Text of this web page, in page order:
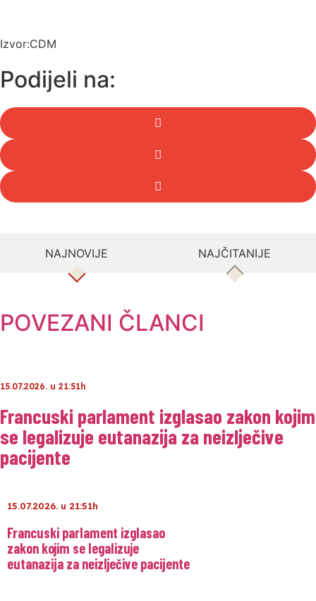
Izvor:CDM
Podijeli na:
NAJNOVIJE NAJČITANIJE
POVEZANI ČLANCI
15.07.2026. u 21:51h
Francuski parlament izglasao zakon kojim
se legalizuje eutanazija za neizlječive
pacijente
15.07.2026. u 21:51h
Francuski parlament izglasao
zakon kojim se legalizuje
eutanazija za neizlječive pacijente